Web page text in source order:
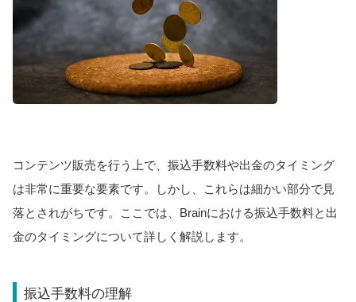
コンテンツ販売を行う上で、振込手数料や出金のタイミング
は非常に重要な要素です。しかし、これらは細かい部分で見
落とされがちです。ここでは、Brainにおける振込手数料と出
金のタイミングについて詳しく解説します。
振込手数料の理解